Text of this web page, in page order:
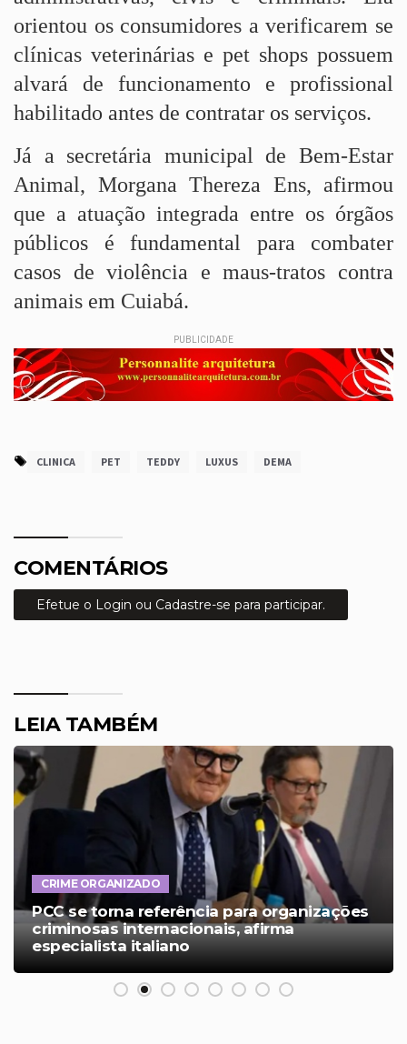
orientou os consumidores a verificarem se
clínicas veterinárias e pet shops possuem
alvará de funcionamento e profissional
habilitado antes de contratar os serviços.
Já a secretária municipal de Bem-Estar
Animal, Morgana Thereza Ens, afirmou
que a atuação integrada entre os órgãos
públicos é fundamental para combater
casos de violência e maus-tratos contra
animais em Cuiabá.
PUBLICIDADE
CLINICA PET TEDDY LUXUS DEMA
COMENTÁRIOS
Efetue o Login ou Cadastre-se para participar.
LEIA TAMBÉM
CRIME ORGANIZADO
PCC se torna referência para organizações
criminosas internacionais, afirma
especialista italiano